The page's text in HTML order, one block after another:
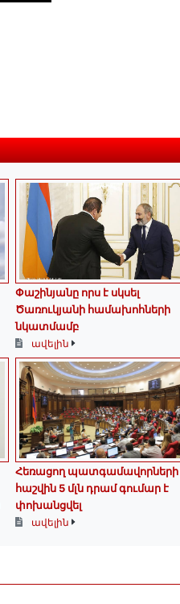
Փաշինյանը որս է սկսել
Ծառուկյանի համախոհների
նկատմամբ
ավելին
Հեռացող պատգամավորների
հաշվին 5 մլն դրամ գումար է
փոխանցվել
ավելին